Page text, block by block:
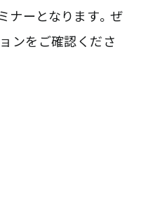
ナーとなります。ぜ
ンをご確認くださ